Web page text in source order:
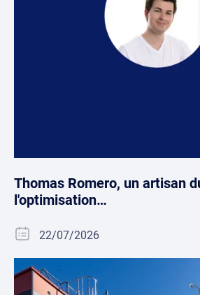
Thomas Romero, un artisan
l'optimisation…
22/07/2026